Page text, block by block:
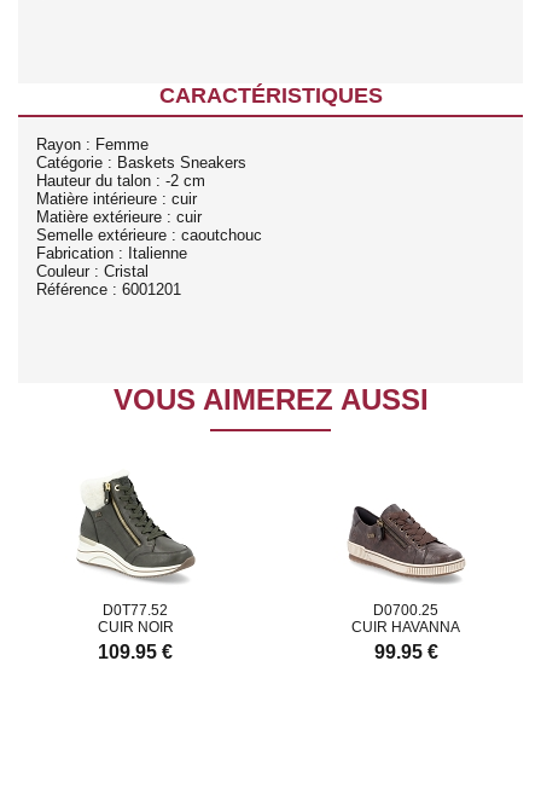
CARACTÉRISTIQUES
Rayon : Femme
Catégorie : Baskets Sneakers
Hauteur du talon : -2 cm
Matière intérieure : cuir
Matière extérieure : cuir
Semelle extérieure : caoutchouc
Fabrication : Italienne
Couleur : Cristal
Référence : 6001201
VOUS AIMEREZ AUSSI
D0T77.52
CUIR NOIR
109.95 €
D0700.25
CUIR HAVANNA
99.95 €